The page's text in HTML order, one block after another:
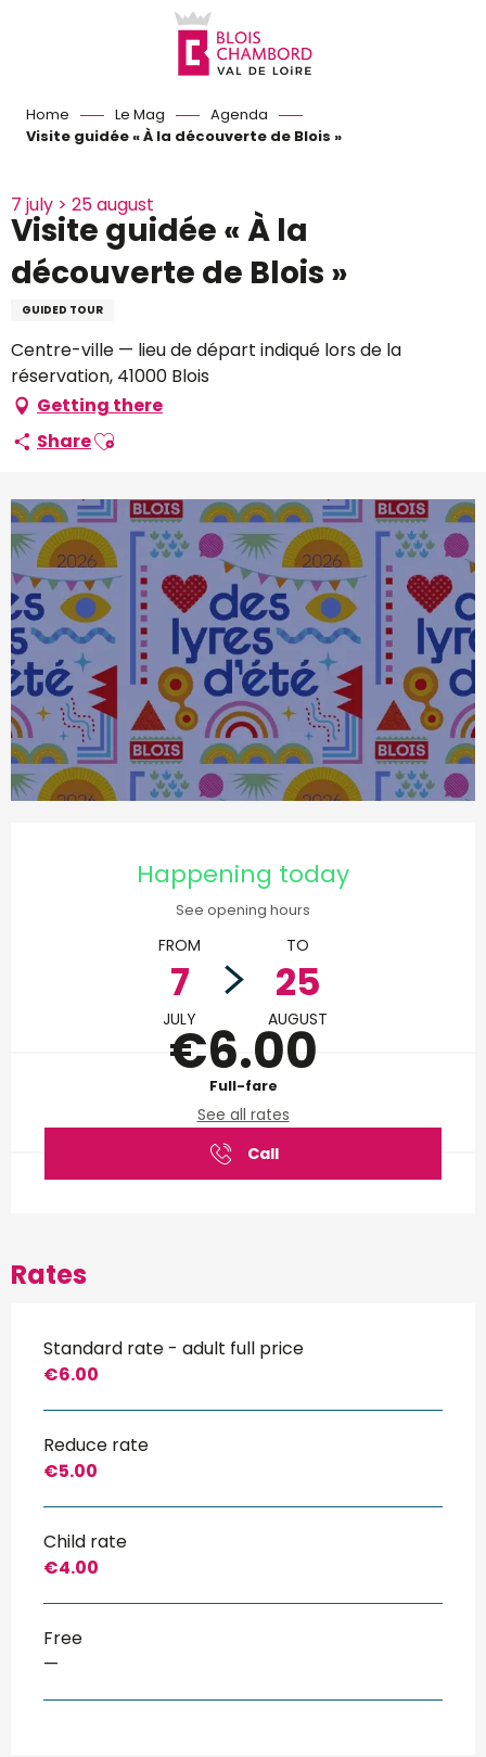
Home Le Mag
Agenda
Visite guidée « À la découverte de Blois »
7 july > 25 august
Visite guidée « À la
découverte de Blois »
GUIDED TOUR
Centre-ville — lieu de départ indiqué lors de la
réservation, 41000 Blois
Getting there
ShareAjouter aux favoris
Happening today
See opening hours
FROM
7
JULY
TO
25
AUGUST
€6.00
Full-fare
See all rates
Call
Rates
Standard rate - adult full price
€6.00
Reduce rate
€5.00
Child rate
€4.00
Free
—